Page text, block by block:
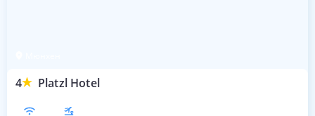
4 Platzl Hotel